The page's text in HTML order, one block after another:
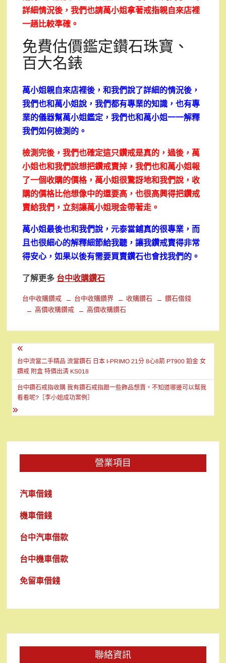
詳細情況後，我們也請萬小姐拿著戒指親自來店裡
一趟比較準確。
免費估價鑑定鑽石珠寶、
百大名錶
萬小姐親自來店裡後，和我們說了詳細的情況後，
我們也和萬小姐說，我們都有專業的知識，也有專
業的儀器幫萬小姐鑑定，我們也和萬小姐一一解釋
我們如何檢測的。
檢測完後，我們也確定這只鑽戒是真的，過後，萬
小姐也和我們說想把鑽戒賣掉，我們也和萬小姐報
了一個收購的價格，萬小姐很驚訝地和我們說，收
購的價格比他想像中的還要高，也很高興得把鑽戒
賣給我們，立刻讓萬小姐現金帶著走。
萬小姐最後也和我們說，元泰當鋪真的很專業，而
且也很細心的解釋細節給我聽，讓我鑽戒賣得非常
得安心，如果以後有需要買賣鑽石也會找我們的。
了解更多 台中收購鑽石
台中收購鑽戒 台中收購鑽界 收購鑽石
鑽石借錢
高價收購鑽戒
高價收購鑽石
文
章
導
覽
台中流當二手精品 流當鑽石 日本 I-PRIMO 21分 8心8箭 PT900 鉑金 女
鑽戒 附盒 特價出清 KS018
台中鑽石戒指收購 我有鑽石戒指跟一些飾品想賣，不知道哪邊可以幫我
看看呢?［李小姐成功案例］
營業項目
汽車借錢
機車借錢
台中汽車借款
台中機車借款
免留車借錢
聯絡資訊